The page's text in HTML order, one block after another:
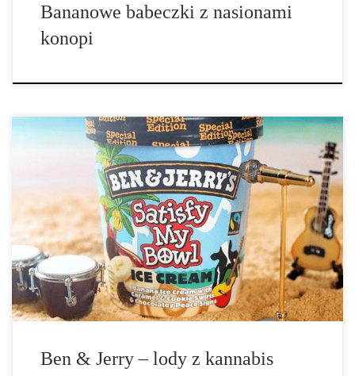
Bananowe babeczki z nasionami
konopi
Firma Ben and Jerry produkująca desery lodowe, która stała się
niejako ikoną odnosząc niesamowity sukces twierdzi, że są otwarci
na ideę lodów konopnych. Ben Cohen i Jerry Greenfield,
założyciele firmy niedawno stwierdzili, że podoba im się idea
lodów konopnych (lub […]
Ben & Jerry – lody z kannabis